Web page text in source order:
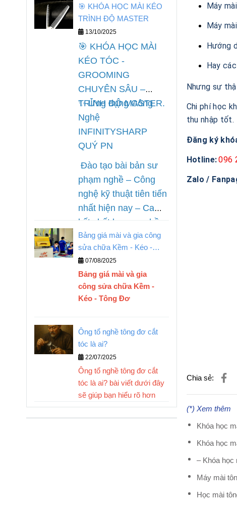
Máy
Máy
Hướng
Hay
Nhưng sự
Chi phí học
thu nhập tốt.
Đăng ký
Hotline:096
Zalo /
Chia sẻ:
(*) Xem thêm
Khóa học
Khóa học
– Khóa học
Máy mài
Học mài
của khách hàng khi
đến với đội ngũ kỹ
thuật chuyên nghiệp
nhất hiện nay, chế độ
Quý PN.
🎯 KHÓA HỌC MÀI KÉO
TRÌNH ĐỘ MASTER
13/10/2025
🎯 KHÓA HỌC MÀI
KÉO TÓC -
GROOMING
CHUYÊN SÂU –
TRÌNH ĐỘ MASTER.
✨Ứng dụng Công
Nghệ
INFINITYSHARP
QUÝ PN
Đào tạo bài bản sư
phạm nghề – Công
nghệ kỹ thuật tiên tiến
nhất hiện nay – Cam
kết chất lượng nghề.
Bảng giá mài và gia công
sửa chữa Kềm - Kéo -
Tông Đơ
07/08/2025
Bảng giá mài và gia
công sửa chữa Kềm -
Kéo - Tông Đơ
Ông tổ nghề tông đơ cắt
tóc là ai?
22/07/2025
Ông tổ nghề tông đơ cắt
tóc là ai? bài viết dưới đây
sẽ giúp bạn hiểu rõ hơn